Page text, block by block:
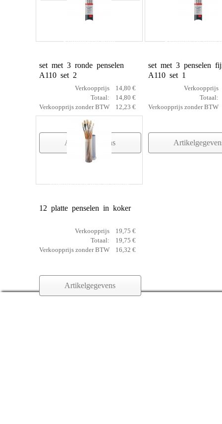
Synthetisch rond
set met 3 ronde penselen
A110 set 2
Verkoopprijs
14,80 €
Totaal:
14,80 €
Verkoopprijs zonder BTW
12,23 €
Artikelgegevens
Synthetisch fijne
set met 3 penselen
A110 set 1
Verkoopprijs
Totaal:
Verkoopprijs zonder BTW
varkenshaar plat in koker
12 platte penselen in koker
Verkoopprijs
19,75 €
Totaal:
19,75 €
Verkoopprijs zonder BTW
16,32 €
Artikelgegevens